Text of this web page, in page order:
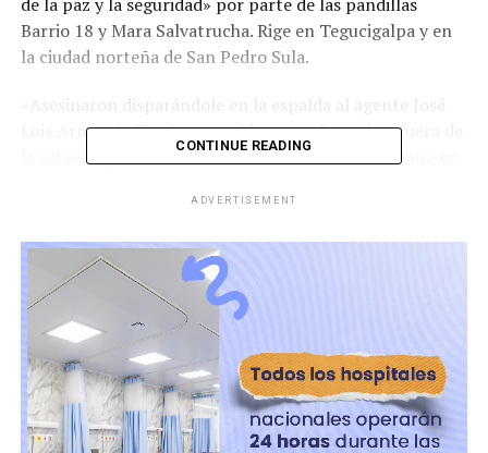
Barrio 18 y Mara Salvatrucha. Rige en Tegucigalpa y en
la ciudad norteña de San Pedro Sula.
«Asesinaron disparándole en la espalda al agente José
Luis Armando Zambrano» el lunes en la noche afuera de
la estación policial de la conflictiva barriada Divanna en
ministerio en un comunicado.
Tras la muerte del agente, muchos de sus compañeros
pidieron que el gobierno extienda el estado de
excepción, agregó la cartera.
ADVERTISEMENT
CONTINUE READING
ADVERTISEMENT